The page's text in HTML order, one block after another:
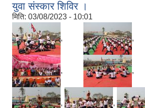
युवा संस्कार शिविर ।
मिति: 03/08/2023 - 10:01
,
,
, ,